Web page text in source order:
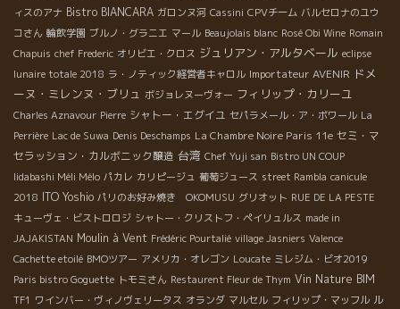
ィスのアナ Bistro BIANCARA ガロンヌ河 Cassini CPVチーム バルセロナのユウ
コさん 輪飲学園 ブルノ・グラニエ マール Beaujolais blanc Rosé Obi Wine Romain
Chapuis chef Frederic オリビエ・クロス ジュリアン・アルタベール eclipse
lunaire totale 2018 ラ・ノティック経営者キャロル Importateur AVENIR ドメ
ーヌ・ミレンヌ・ブリュ ボジョレヌーヴォー フィリップ・カリーユ
Charles Aznavour Pierre シャトー・エグイユ セパラメール・ア・ボワール La
Perrière Lac de Suwa Denis Deschamps La Chambre Noire Paris 11e セミ・マ
セラッション・カルボニック醸造 台湾 Chef Yuji san Bistro UN COUP
Iidabashi Méli Mélo パカレ カリピージュ 葡萄ジュース street Rambla canicule
2018 ITO Yoshio パリのお好み焼き OKOMUSU グリオット RUE DE LA PESTE
キューヴェ・ビストロロジ シャトー・クリストフ・ペイリュルス made in
JAJAKISTAN Moulin à Vent Frédéric Pourtalié village Jasniers Valence
Cachette etoilé BMOツアー アメリカ・オレゴン Loucate ミレジム・ビオ2019
Paris bistro Goguette トモミさん Restaurent Fleur de Thym Vin Nature BIM
TF1 ワインバー・ヴィノヴェリータス オランダ マルセル フィリップ・マッフル ル